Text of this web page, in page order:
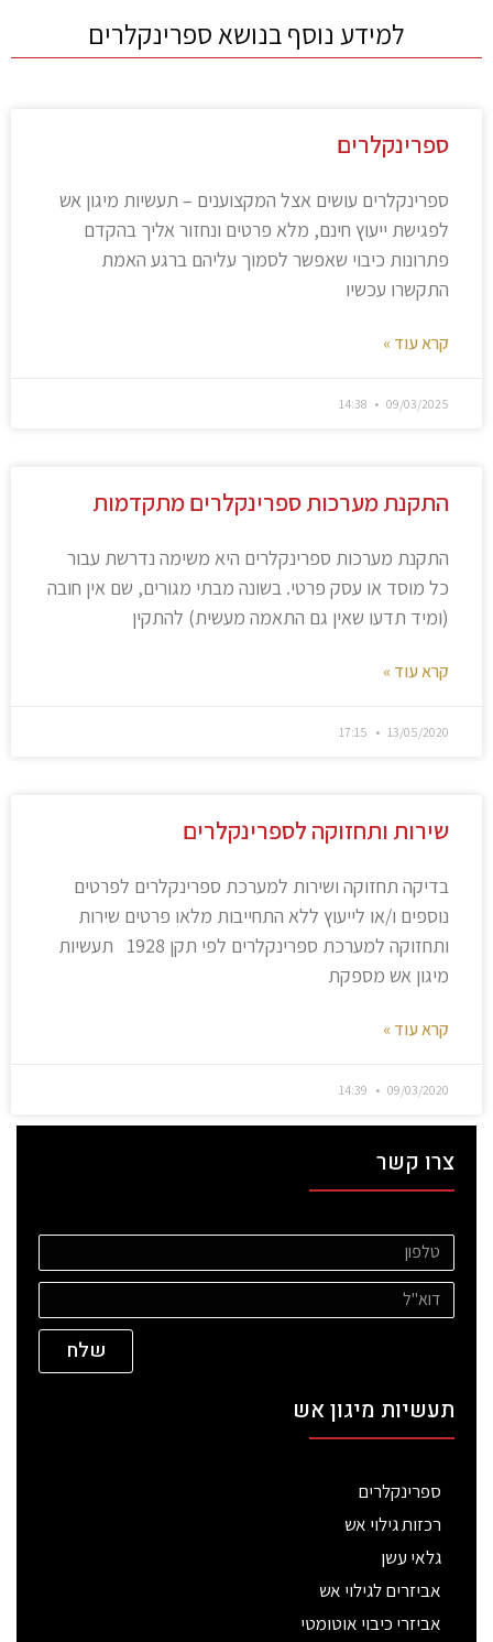
למידע נוסף בנושא ספרינקלרים
ספרינקלרים
ספרינקלרים עושים אצל המקצוענים – תעשיות מיגון אש
לפגישת ייעוץ חינם, מלא פרטים ונחזור אליך בהקדם
פתרונות כיבוי שאפשר לסמוך עליהם ברגע האמת
התקשרו עכשיו
קרא עוד »
09/03/2025
התקנת מערכות ספרינקלרים מתקדמות
התקנת מערכות ספרינקלרים היא משימה נדרשת עבור
כל מוסד או עסק פרטי. בשונה מבתי מגורים, שם אין חובה
(ומיד תדעו שאין גם התאמה מעשית) להתקין
קרא עוד »
13/05/2020
שירות ותחזוקה לספרינקלרים
בדיקה תחזוקה ושירות למערכת ספרינקלרים לפרטים
נוספים ו/או לייעוץ ללא התחייבות מלאו פרטים שירות
ותחזוקה למערכת ספרינקלרים לפי תקן 1928 תעשיות
מיגון אש מספקת
קרא עוד »
09/03/2020
צרו קשר
שלח
תעשיות מיגון אש
ספרינקלרים
רכזות גילוי אש
גלאי עשן
אביזרים לגילוי אש
אביזרי כיבוי אוטומטי